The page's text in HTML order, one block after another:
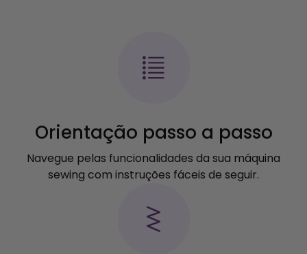
Orientação passo a passo
Navegue pelas funcionalidades da sua máquina
sewing com instruções fáceis de seguir.